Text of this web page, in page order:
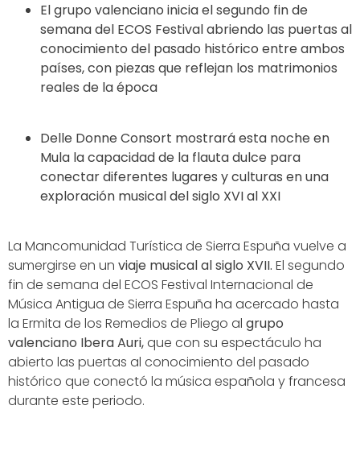
El grupo valenciano inicia el segundo fin de
semana del ECOS Festival abriendo las puertas al
conocimiento del pasado histórico entre ambos
países, con piezas que reflejan los matrimonios
reales de la época
Delle Donne Consort mostrará esta noche en
Mula la capacidad de la flauta dulce para
conectar diferentes lugares y culturas en una
exploración musical del siglo XVI al XXI
La Mancomunidad Turística de Sierra Espuña vuelve a
sumergirse en un viaje musical al siglo XVII. El segundo
fin de semana del ECOS Festival Internacional de
Música Antigua de Sierra Espuña ha acercado hasta
la Ermita de los Remedios de Pliego al grupo
valenciano Ibera Auri,que con su espectáculo ha
abierto las puertas al conocimiento del pasado
histórico que conectó la música española y francesa
durante este periodo.